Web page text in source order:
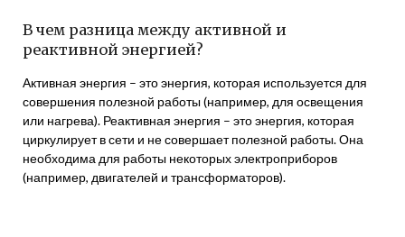
В чем разница между активной и
реактивной энергией?
Активная энергия – это энергия, которая используется для
совершения полезной работы (например, для освещения
или нагрева). Реактивная энергия – это энергия, которая
циркулирует в сети и не совершает полезной работы. Она
необходима для работы некоторых электроприборов
(например, двигателей и трансформаторов).